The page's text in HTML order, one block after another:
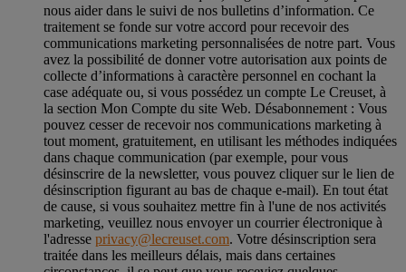
nous aider dans le suivi de nos bulletins d’information. Ce
traitement se fonde sur votre accord pour recevoir des
communications marketing personnalisées de notre part. Vous
avez la possibilité de donner votre autorisation aux points de
collecte d’informations à caractère personnel en cochant la
case adéquate ou, si vous possédez un compte Le Creuset, à
la section Mon Compte du site Web. Désabonnement : Vous
pouvez cesser de recevoir nos communications marketing à
tout moment, gratuitement, en utilisant les méthodes indiquées
dans chaque communication (par exemple, pour vous
désinscrire de la newsletter, vous pouvez cliquer sur le lien de
désinscription figurant au bas de chaque e-mail). En tout état
de cause, si vous souhaitez mettre fin à l'une de nos activités
marketing, veuillez nous envoyer un courrier électronique à
l'adresse privacy@lecreuset.com. Votre désinscription sera
traitée dans les meilleurs délais, mais dans certaines